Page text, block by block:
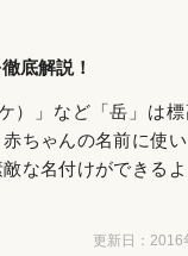
底解説！
）」など「岳」は
ちゃんの名前に使
な名付けができる
更新日： 2016